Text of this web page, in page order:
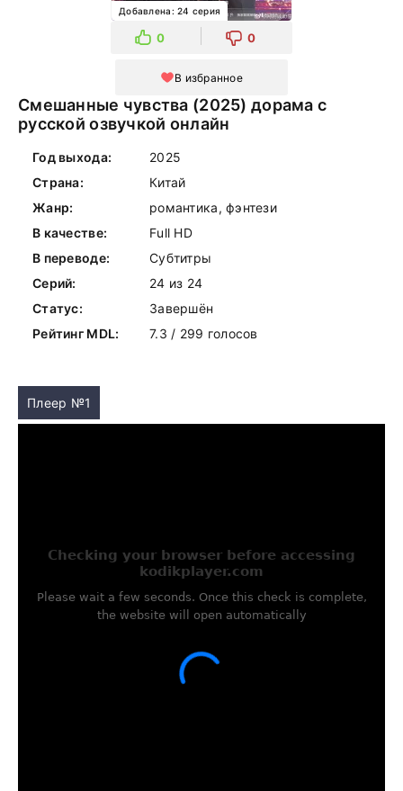
Добавлена: 24 серия
0 0
В избранное
Смешанные чувства (2025) дорама с
русской озвучкой онлайн
Год выхода:
2025
Страна:
Китай
Жанр:
романтика, фэнтези
В качестве:
Full HD
В переводе:
Субтитры
Серий:
24 из 24
Статус:
Завершён
Рейтинг MDL:
7.3 / 299 голосов
Плеер №1